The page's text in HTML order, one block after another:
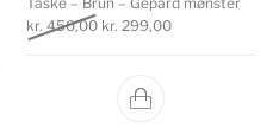
kr. 450,00.
er: kr. 299,00.
kr. 450,00 Den oprindelige pris var:
kr. 299,00Den aktuelle